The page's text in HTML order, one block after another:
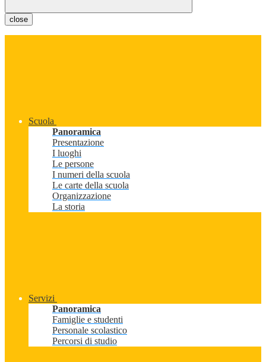
close
Scuola
Panoramica
Presentazione
I luoghi
Le persone
I numeri della scuola
Le carte della scuola
Organizzazione
La storia
Servizi
Panoramica
Famiglie e studenti
Personale scolastico
Percorsi di studio